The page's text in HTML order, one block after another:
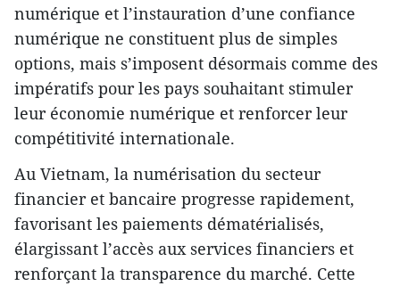
numérique et l’instauration d’une confiance
numérique ne constituent plus de simples
options, mais s’imposent désormais comme des
impératifs pour les pays souhaitant stimuler
leur économie numérique et renforcer leur
compétitivité internationale.
Au Vietnam, la numérisation du secteur
financier et bancaire progresse rapidement,
favorisant les paiements dématérialisés,
élargissant l’accès aux services financiers et
renforçant la transparence du marché. Cette